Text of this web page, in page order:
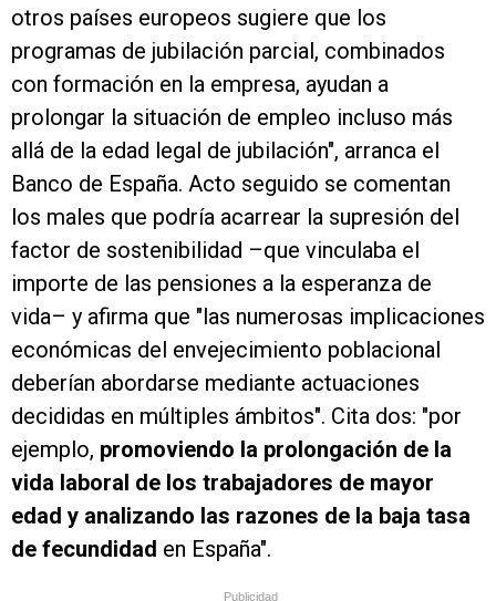
otros países europeos sugiere que los
programas de jubilación parcial, combinados
con formación en la empresa, ayudan a
prolongar la situación de empleo incluso más
allá de la edad legal de jubilación", arranca el
Banco de España. Acto seguido se comentan
los males que podría acarrear la supresión del
factor de sostenibilidad –que vinculaba el
importe de las pensiones a la esperanza de
vida– y afirma que "las numerosas implicaciones
económicas del envejecimiento poblacional
deberían abordarse mediante actuaciones
decididas en múltiples ámbitos". Cita dos: "por
ejemplo, promoviendo la prolongación de la
vida laboral de los trabajadores de mayor
edad y analizando las razones de la baja tasa
de fecundidad en España".
Publicidad